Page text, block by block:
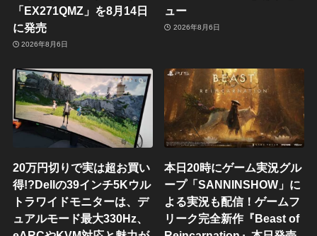
「EX271QMZ」を8月14日
に発売
2026年8月6日
ュー
2026年8月6日
20万円切りで実は超お買い
得!?Dellの39インチ5Kウル
トラワイドモニターは、デ
ュアルモード最大330Hz、
本日20時にゲーム実況グル
ープ「SANNINSHOW」に
よる実況も配信！ゲームフ
リーク完全新作『Beast of